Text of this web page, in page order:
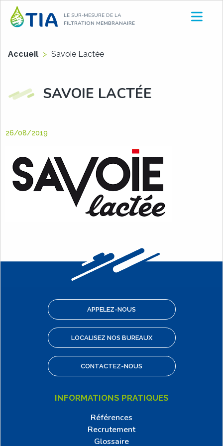
Aller
contenu
LE SUR-MESURE DE LA
FILTRATION MEMBRANAIRE
Accueil > Savoie Lactée
SAVOIE LACTÉE
26/08/2019
APPELEZ-NOUS
LOCALISEZ NOS BUREAUX
CONTACTEZ-NOUS
INFORMATIONS PRATIQUES
Références
Recrutement
Glossaire